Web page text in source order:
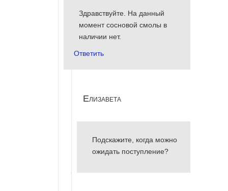
Здравствуйте. На данный
момент сосновой смолы в
наличии нет.
Ответить
Елизавета
Подскажите, когда можно
ожидать поступление?